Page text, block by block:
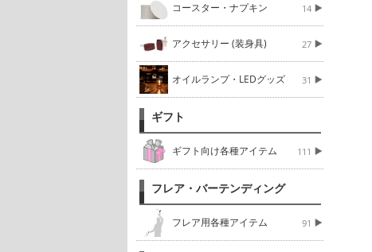
コースター・ナプキン 14
アクセサリー (装身具) 27
オイルランプ・LEDグッズ 31
ギフト
ギフト向け各種アイテム 111
フレア・バーテンディング
フレア用各種アイテム 91